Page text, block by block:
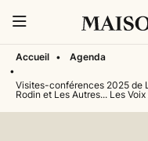
Accueil •
Agenda
•
Visites-conférences 2025 de
Rodin et Les Autres... Les